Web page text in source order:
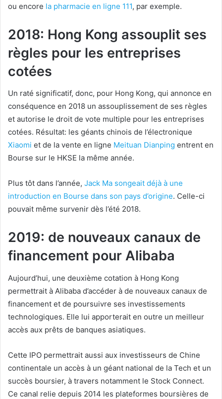
ou encore la pharmacie en ligne 111, par exemple.
2018: Hong Kong assouplit ses
règles pour les entreprises
cotées
Un raté significatif, donc, pour Hong Kong, qui annonce en
conséquence en 2018 un assouplissement de ses règles
et autorise le droit de vote multiple pour les entreprises
cotées. Résultat: les géants chinois de l’électronique
Xiaomi et de la vente en ligne Meituan Dianping entrent en
Bourse sur le HKSE la même année.
Plus tôt dans l’année, Jack Ma songeait déjà à une
introduction en Bourse dans son pays d’origine. Celle-ci
pouvait même survenir dès l’été 2018.
2019: de nouveaux canaux de
financement pour Alibaba
Aujourd’hui, une deuxième cotation à Hong Kong
permettrait à Alibaba d’accéder à de nouveaux canaux de
financement et de poursuivre ses investissements
technologiques. Elle lui apporterait en outre un meilleur
accès aux prêts de banques asiatiques.
Cette IPO permettrait aussi aux investisseurs de Chine
continentale un accès à un géant national de la Tech et un
succès boursier, à travers notamment le Stock Connect.
Ce canal relie depuis 2014 les plateformes boursières de